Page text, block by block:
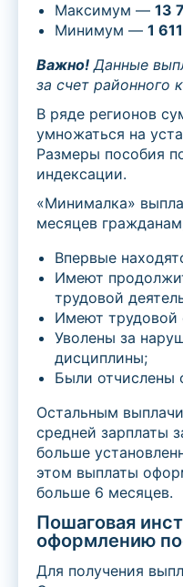
Максимум — 13
Минимум — 1
Важно! Данные
за счет районного
В ряде регионов
умножаться на
Размеры пособия
индексации.
«Минималка»
месяцев
Впервые
Имеют
трудовой
Имеют трудовой
Уволены за
дисциплины;
Были отчислены
Остальным
средней зарплаты
больше
этом выплаты
больше 6 месяцев.
Пошаговая
оформлению
Для получения